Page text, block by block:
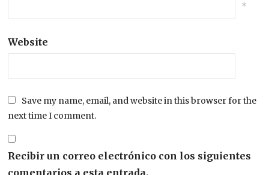
*
Website
Save my name, email, and website in this browser for the
next time I comment.
Recibir un correo electrónico con los siguientes